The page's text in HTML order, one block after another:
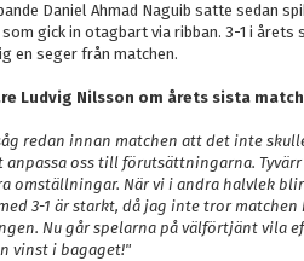
Daniel Ahmad Naguib satte sedan
gick in otagbart via ribban. 3-1 i
en seger från matchen.
Ludvig Nilsson om årets sista
redan innan matchen att det inte
anpassa oss till förutsättningarna.
omställningar. När vi i andra halvlek
3-1 är starkt, då jag inte tror
Nu går spelarna på välförtjänt vila
vinst i bagaget!"